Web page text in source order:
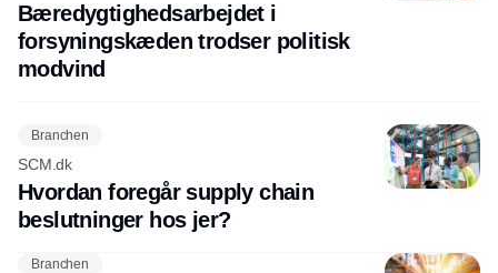
Bæredygtighedsarbejdet i
forsyningskæden trodser politisk
modvind
Branchen
SCM.dk
Hvordan foregår supply chain
beslutninger hos jer?
Branchen